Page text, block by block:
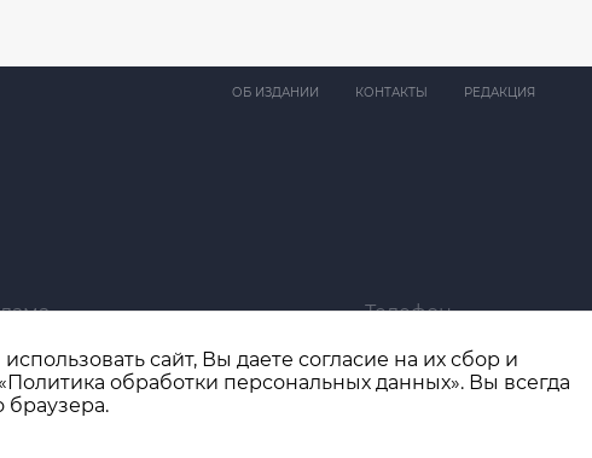
ОБ ИЗДАНИИ КОНТАКТЫ РЕДАКЦИЯ
Телефон
сайт, Вы даете согласие на их сбор и
обработки персональных данных». Вы всегда